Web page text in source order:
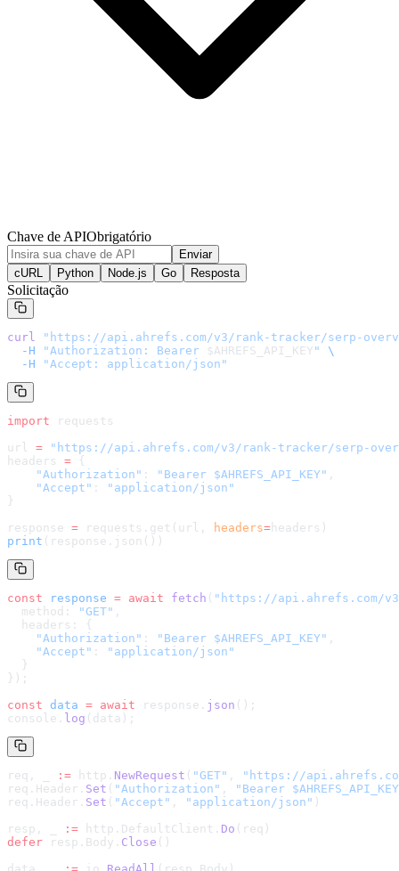
Chave de APIObrigatório
Enviar
cURL
Python Node.js Go Resposta
Solicitação
curl " https://api.ahrefs.com/v3/rank-tracker/serp-
  -H
"Authorization: Bearer $AHREFS_API_KEY "
\
  -H
"Accept: application/json"
import requests
url = " https://api.ahrefs.com/v3/rank-tracker/serp-
headers = {
    "Authorization"
: "Bearer $AHREFS_API_KEY" ,
    "Accept"
:
"application/json"
}
response = requests.get(url, headers= headers )
print (response.json())
const response = await fetch ( " https://api.ahrefs.com/
  method:
"GET" ,
  headers: {
    "Authorization"
: "Bearer $AHREFS_API_KEY" ,
    "Accept"
:
"application/json"
  }
});
const data = await response. json ();
console. log (data);
req, _ := http. NewRequest ( "GET" , " https://
req.Header. Set ( "Authorization" ,
"Bearer
req.Header. Set ( "Accept" , "application/json" )
resp, _
:= http.DefaultClient. Do (req)
defer resp.Body. Close ()